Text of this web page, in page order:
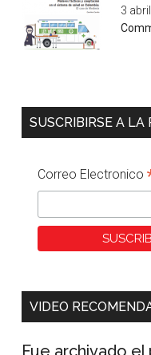
3
SUSCRIBIRSE A LA
Correo Electronico
VIDEO
Fue archivado